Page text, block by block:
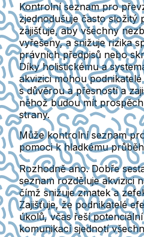
Kontrolní seznam pro
zjednodušuje často složitý
zajišťuje, aby všechny
vyřešeny, a snižuje rizika
právních předpisů nebo
Díky holistickému a
akvizici mohou
s důvěrou a přesností a
něhož budou mít
strany.
Může kontrolní seznam
pomoci k hladkému
Rozhodně ano. Dobře
seznam rozděluje akvizici
čímž snižuje zmatek a
Zajišťuje, že podnikatelé
úkolů, včas řeší
komunikací sjednotí